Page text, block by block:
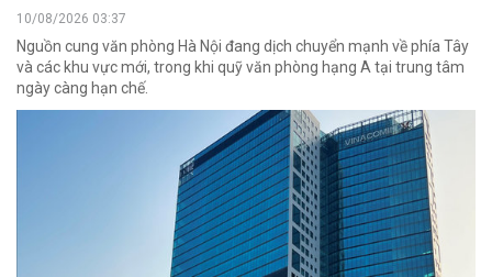
10/08/2026 03:37
Nguồn cung văn phòng Hà Nội đang dịch chuyển mạnh về phía Tây
và các khu vực mới, trong khi quỹ văn phòng hạng A tại trung tâm
ngày càng hạn chế.